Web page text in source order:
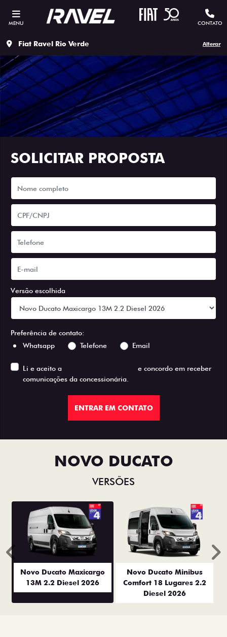
MENU CONTATO
Fiat Ravel Rio Verde Alterar
SOLICITAR PROPOSTA
Versão escolhida
Preferência de contato:
Whatsapp
Telefone Email
Li e aceito a
e concordo em receber
comunicações da concessionária.
ENTRAR EM CONTATO
NOVO DUCATO
VERSÕES
Novo Ducato Maxicargo
13M 2.2 Diesel 2026
Novo Ducato Minibus
Comfort 18 Lugares 2.2
Diesel 2026
Anterior